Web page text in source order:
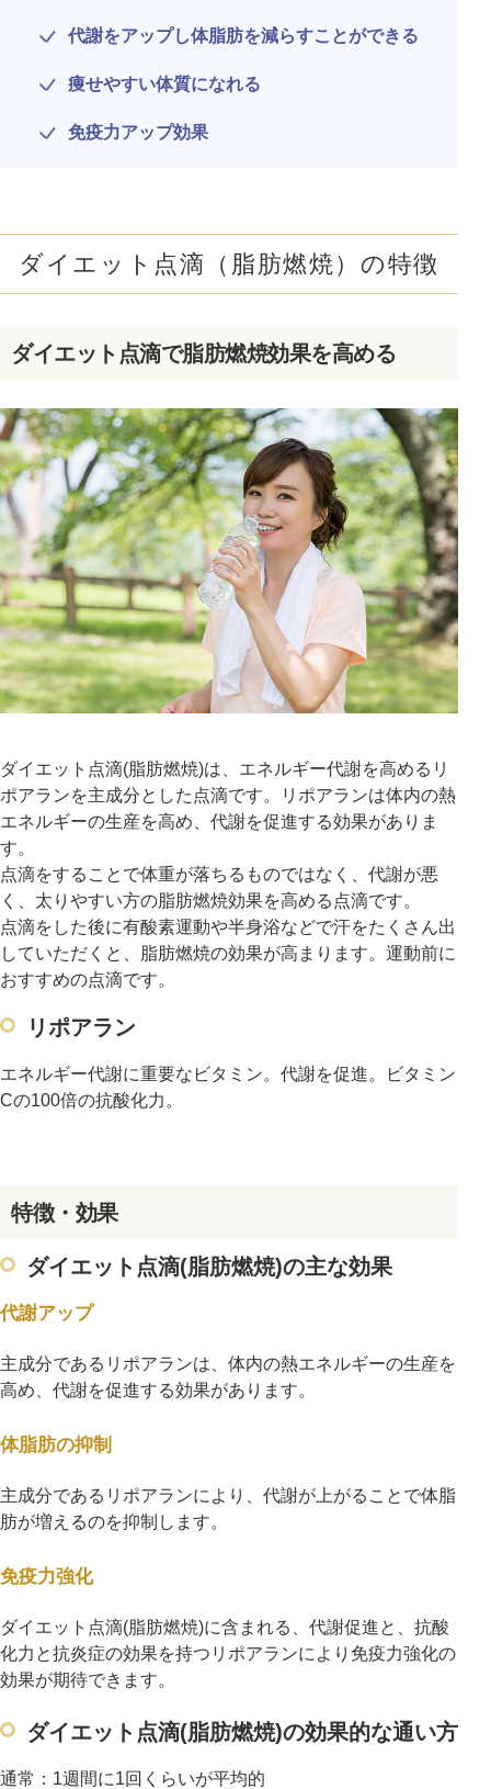
オンラインショップ
公式SNS
代謝をアップし体脂肪を減らすことができる
痩せやすい体質になれる
免疫力アップ効果
ダイエット点滴（脂肪燃焼）の特徴
ダイエット点滴で脂肪燃焼効果を高める
ダイエット点滴(脂肪燃焼)は、エネルギー代謝を高めるリ
ポアランを主成分とした点滴です。リポアランは体内の熱
エネルギーの生産を高め、代謝を促進する効果がありま
す。
点滴をすることで体重が落ちるものではなく、代謝が悪
く、太りやすい方の脂肪燃焼効果を高める点滴です。
点滴をした後に有酸素運動や半身浴などで汗をたくさん出
していただくと、脂肪燃焼の効果が高まります。運動前に
おすすめの点滴です。
リポアラン
エネルギー代謝に重要なビタミン。代謝を促進。ビタミン
Cの100倍の抗酸化力。
特徴・効果
ダイエット点滴(脂肪燃焼)の主な効果
代謝アップ
主成分であるリポアランは、体内の熱エネルギーの生産を
高め、代謝を促進する効果があります。
体脂肪の抑制
主成分であるリポアランにより、代謝が上がることで体脂
肪が増えるのを抑制します。
免疫力強化
ダイエット点滴(脂肪燃焼)に含まれる、代謝促進と、抗酸
化力と抗炎症の効果を持つリポアランにより免疫力強化の
効果が期待できます。
ダイエット点滴(脂肪燃焼)の効果的な通い方
通常：1週間に1回くらいが平均的